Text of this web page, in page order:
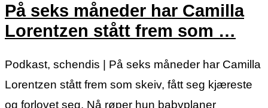
På seks måneder har Camilla
Lorentzen stått frem som …
Podkast, schendis | På seks måneder har Camilla
Lorentzen stått frem som skeiv, fått seg kjæreste
og forlovet seg. Nå røper hun babyplaner